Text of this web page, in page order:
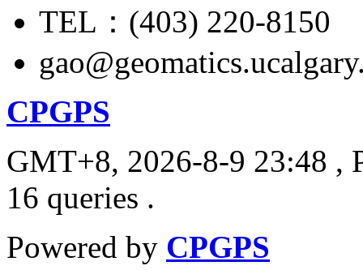
TEL：(403) 220-8150
CPGPS
GMT+8, 2026-8-9 23:48 ,
16 queries .
Powered by CPGPS